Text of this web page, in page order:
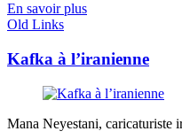
En savoir plus
Old Links
Kafka à l’iranienne
Mana Neyestani, caricaturiste